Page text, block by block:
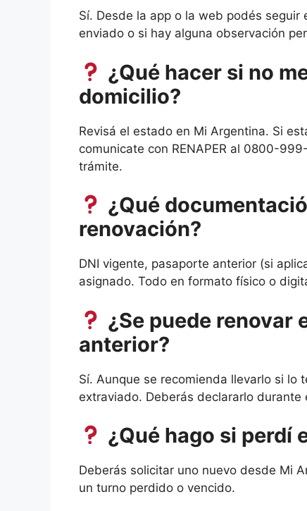
Sí. Desde la app o la web podés
enviado o si hay alguna observación
¿Qué hacer si no
domicilio?
Revisá el estado en Mi Argentina. Si
comunicate con RENAPER al 0800-
trámite.
¿Qué
renovación?
DNI vigente, pasaporte anterior (si
asignado. Todo en formato físico o
¿Se puede renovar
anterior?
Sí. Aunque se recomienda llevarlo si lo
extraviado. Deberás declararlo durante
¿Qué hago si perdí
Deberás solicitar uno nuevo desde Mi
un turno perdido o vencido.